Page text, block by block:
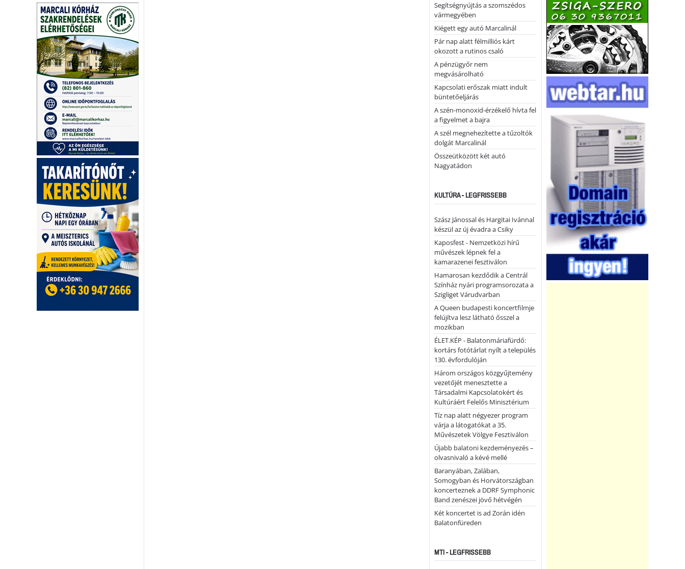
Segítségnyújtás a szomszédos
vármegyében
Kiégett egy autó Marcalinál
Pár nap alatt félmilliós kárt
okozott a rutinos csaló
A pénzügyőr nem
megvásárolható
Kapcsolati erőszak miatt indult
büntetőeljárás
A szén-monoxid-érzékelő hívta fel
a figyelmet a bajra
A szél megnehezítette a tűzoltók
dolgát Marcalinál
Összeütközött két autó
Nagyatádon
KULTÚRA - LEGFRISSEBB
Szász Jánossal és Hargitai Ivánnal
készül az új évadra a Csiky
Kaposfest - Nemzetközi hírű
művészek lépnek fel a
kamarazenei fesztiválon
Hamarosan kezdődik a Centrál
Színház nyári programsorozata a
Szigliget Várudvarban
A Queen budapesti koncertfilmje
felújítva lesz látható ősszel a
mozikban
ÉLET.KÉP - Balatonmáriafürdő:
kortárs fotótárlat nyílt a település
130. évfordulóján
Három országos közgyűjtemény
vezetőjét menesztette a
Társadalmi Kapcsolatokért és
Kultúráért Felelős Minisztérium
Tíz nap alatt négyezer program
várja a látogatókat a 35.
Művészetek Völgye Fesztiválon
Újabb balatoni kezdeményezés –
olvasnivaló a kévé mellé
Baranyában, Zalában,
Somogyban és Horvátországban
koncerteznek a DDRF Symphonic
Band zenészei jövő hétvégén
Két koncertet is ad Zorán idén
Balatonfüreden
MTI - LEGFRISSEBB